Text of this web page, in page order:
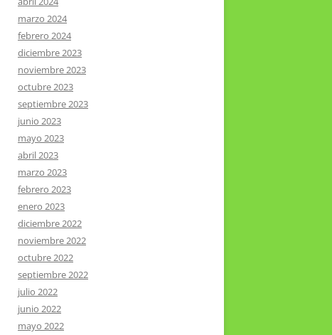
marzo 2024
febrero 2024
diciembre 2023
noviembre 2023
octubre 2023
septiembre 2023
junio 2023
mayo 2023
abril 2023
marzo 2023
febrero 2023
enero 2023
diciembre 2022
noviembre 2022
octubre 2022
septiembre 2022
julio 2022
junio 2022
mayo 2022